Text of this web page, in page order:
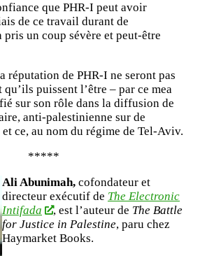
que PHR-I peut avoir
de ce travail durant de
pris un coup sévère et peut-être
réputation de PHR-I ne seront pas
puissent l’être – par ce mea
sur son rôle dans la diffusion de
anti-palestinienne sur de
ce, au nom du régime de Tel-Aviv.
*****
Ali Abunimah, cofondateur et
directeur exécutif de The Electronic
Intifada
, est l’auteur de The Battle
for Justice in Palestine, paru chez
Haymarket Books.